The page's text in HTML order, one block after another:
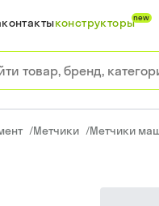
контактыконструкторыnew
/Метчики /Метчики